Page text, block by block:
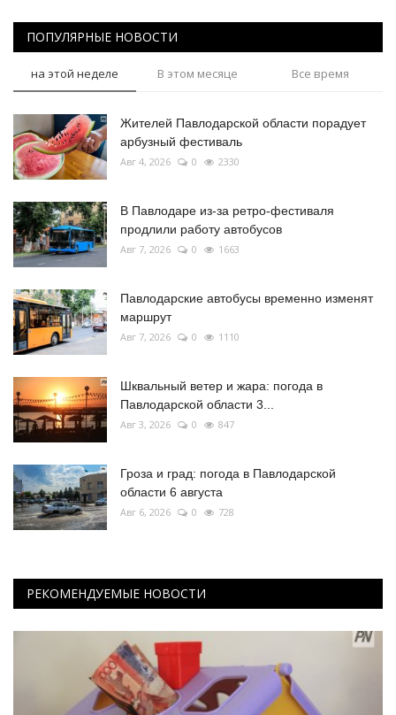
ПОПУЛЯРНЫЕ НОВОСТИ
на этой неделе В этом месяце Все время
Жителей Павлодарской области порадует
арбузный фестиваль
Авг 4, 2026 0 2330
В Павлодаре из-за ретро-фестиваля
продлили работу автобусов
Авг 7, 2026 0 1663
Павлодарские автобусы временно изменят
маршрут
Авг 7, 2026 0 1110
Шквальный ветер и жара: погода в
Павлодарской области 3...
Авг 3, 2026 0 847
Гроза и град: погода в Павлодарской
области 6 августа
Авг 6, 2026 0 728
РЕКОМЕНДУЕМЫЕ НОВОСТИ